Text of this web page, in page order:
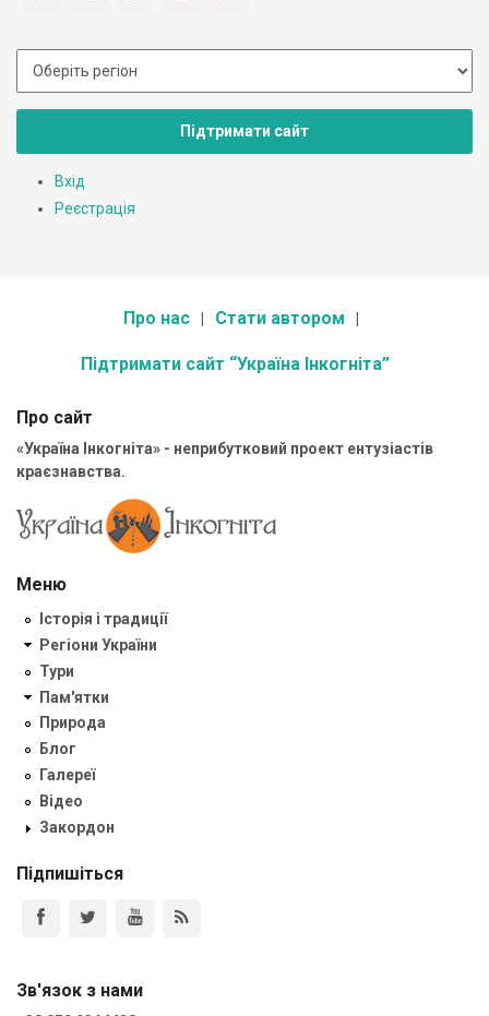
Підтримати сайт
Вхід
Реєстрація
Про нас Стати автором
Підтримати сайт “Україна Інкогніта”
Про сайт
«Україна Інкогніта» - неприбутковий проект ентузіастів
краєзнавства.
Меню
Історія і традиції
Регіони України
Тури
Пам'ятки
Природа
Блог
Галереї
Відео
Закордон
Підпишіться
Зв'язок з нами